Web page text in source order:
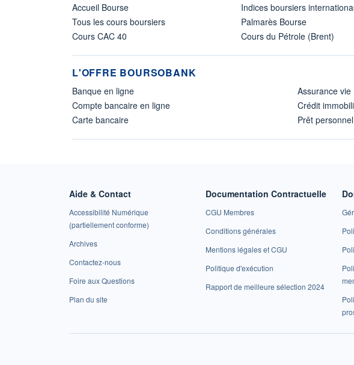
Accueil Bourse
Tous les cours boursiers
Cours CAC 40
Indices boursiers
Palmarès Bourse
Cours du Pétrole (Brent)
L'OFFRE BOURSOBANK
Banque en ligne
Compte bancaire en ligne
Carte bancaire
Assurance vie
Crédit
Prêt personnel
Aide & Contact
Accessibilité Numérique
(partiellement conforme)
Archives
Contactez-nous
Foire aux Questions
Plan du site
Documentation Contractuelle
CGU Membres
Conditions générales
Mentions légales et CGU
Politique d'exécution
Rapport de meilleure sélection 2024